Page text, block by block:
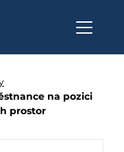
na pozici
prostor